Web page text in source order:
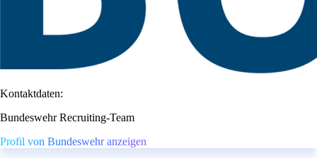
Kontaktdaten:
Bundeswehr Recruiting-Team
Profil von Bundeswehr anzeigen